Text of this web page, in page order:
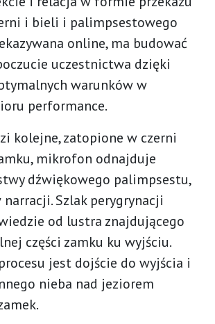
i bieli i palimpsestowego
online, ma budować
uczestnictwa dzięki
warunków w
performance.
kolejne, zatopione w czerni
mikrofon odnajduje
dźwiękowego palimpsestu,
Szlak perygrynacji
od lustra znajdującego
części zamku ku wyjściu.
jest dojście do wyjścia i
nieba nad jeziorem